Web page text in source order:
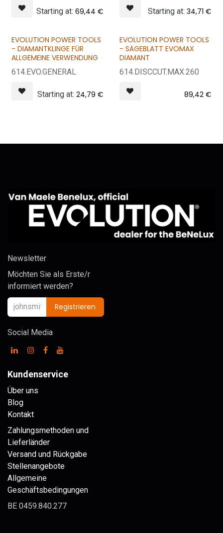
Starting at: 69,44 € Starting at: 34,71 €
EVOLUTION POWER TOOLS
- DIAMANTKLINGE FÜR
ALLGEMEINE VERWENDUNG
614.EVO.GENERAL
Starting at: 24,79 €
EVOLUTION POWER TOOLS
- SÄGEBLATT EVOMAX
DIAMANT
614.DISCCUT.MAX.260
89,42€
Newsletter
Möchten Sie als Erste/r
informiert werden?
Registrieren
Social Media
Kundenservice
Über uns
Blog
Kontakt
Zahlungsmethoden und
Lieferländer
Versand und Rückgabe
Stellenangebote
Allgemeine
Geschäftsbedingungen
BE 0459.840.277